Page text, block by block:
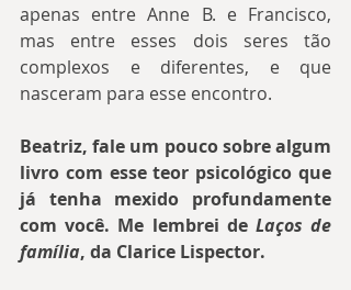
apenas entre Anne B. e Francisco,
mas entre esses dois seres tão
complexos e diferentes, e que
nasceram para esse encontro.
Beatriz, fale um pouco sobre algum
livro com esse teor psicológico que
já tenha mexido profundamente
com você. Me lembrei de Laços de
família, da Clarice Lispector.